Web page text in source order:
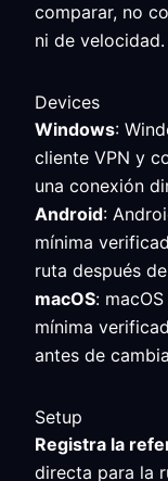
comparar, no
ni de velocidad.
Devices
Windows:
cliente VPN y
una conexión
Android:
mínima
ruta después
macOS:
mínima
antes de
Setup
Registra la
directa para la